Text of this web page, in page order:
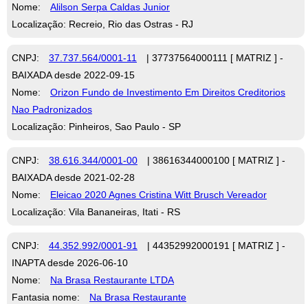
Nome:
Alilson Serpa Caldas Junior
Localização: Recreio, Rio das Ostras - RJ
CNPJ: 37.737.564/0001-11
| 37737564000111 [ MATRIZ ] -
BAIXADA desde 2022-09-15
Nome:
Orizon Fundo de Investimento Em Direitos Creditorios
Nao Padronizados
Localização: Pinheiros, Sao Paulo - SP
CNPJ: 38.616.344/0001-00
| 38616344000100 [ MATRIZ ] -
BAIXADA desde 2021-02-28
Nome:
Eleicao 2020 Agnes Cristina Witt Brusch Vereador
Localização: Vila Bananeiras, Itati - RS
CNPJ: 44.352.992/0001-91
| 44352992000191 [ MATRIZ ] -
INAPTA desde 2026-06-10
Nome:
Na Brasa Restaurante LTDA
Fantasia nome:
Na Brasa Restaurante